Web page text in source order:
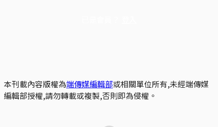
本刊載內容版權為端傳媒編輯部或相關單位所有,未經端傳媒
編輯部授權,請勿轉載或複製,否則即為侵權。